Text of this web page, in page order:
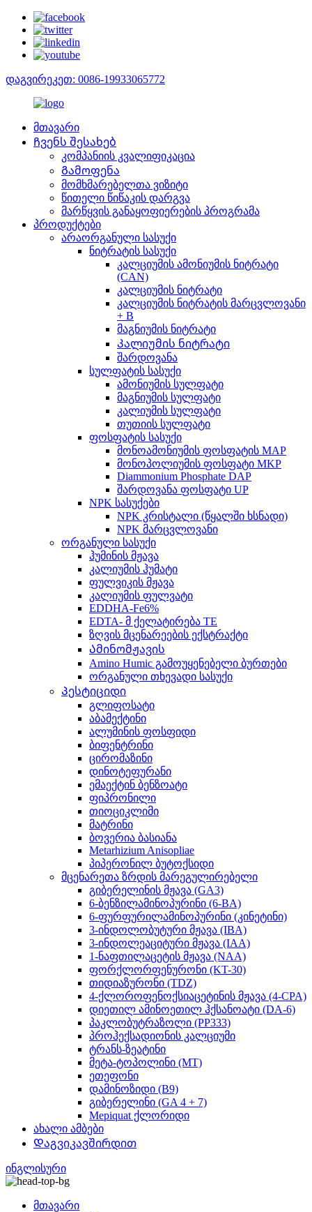
დაგვირეკეთ: 0086-19933065772
მთავარი
Ჩვენს შესახებ
კომპანიის კვალიფიკაცია
Გამოფენა
მომხმარებელთა ვიზიტი
წითელი წიწაკის დარგვა
მარწყვის განაყოფიერების პროგრამა
პროდუქტები
არაორგანული სასუქი
ნიტრატის სასუქი
კალციუმის ამონიუმის ნიტრატი
(CAN)
კალციუმის ნიტრატი
კალციუმის ნიტრატის მარცვლოვანი
+ B
მაგნიუმის ნიტრატი
Კალიუმის ნიტრატი
შარდოვანა
სულფატის სასუქი
ამონიუმის სულფატი
მაგნიუმის სულფატი
კალიუმის სულფატი
თუთიის სულფატი
ფოსფატის სასუქი
მონოამონიუმის ფოსფატის MAP
მონოპოლიუმის ფოსფატი MKP
Diammonium Phosphate DAP
შარდოვანა ფოსფატი UP
NPK სასუქები
NPK კრისტალი (წყალში ხსნადი)
NPK მარცვლოვანი
ორგანული სასუქი
ჰუმინის მჟავა
კალიუმის ჰუმატი
ფულვიკის მჟავა
კალიუმის ფულვატი
EDDHA-Fe6%
EDTA- მ ქელატირება TE
ზღვის მცენარეების ექსტრაქტი
Ამინომჟავის
Amino Humic გამოუყენებელი ბურთები
ორგანული თხევადი სასუქი
Პესტიციდი
გლიფოსატი
აბამექტინი
ალუმინის ფოსფიდი
ბიფენტრინი
ცირომაზინი
დინოტეფურანი
ემაექტინ ბენზოატი
ფიპრონილი
თიოციკლიმი
მატრინი
ბოვერია ბასიანა
Metarhizium Anisopliae
პიპერონილ ბუტოქსიდი
მცენარეთა ზრდის მარეგულირებელი
გიბერელინის მჟავა (GA3)
6-ბენზილამინოპურინი (6-BA)
6-ფურფურილამინოპურინი (კინეტინი)
3-ინდოლობუტური მჟავა (IBA)
3-ინდოლეაციტური მჟავა (IAA)
1-ნაფთილაცეტის მჟავა (NAA)
ფორქლორფენურონი (KT-30)
თიდიაზურონი (TDZ)
4-ქლოროფენოქსიაცეტინის მჟავა (4-CPA)
დიეთილ ამინოეთილ ჰქსანოატი (DA-6)
პაკლობუტრაზოლი (PP333)
პროჰექსადიონის კალციუმი
ტრანს-ზეატინი
მეტა-ტოპოლინი (MT)
ეთეფონი
დამინოზიდი (B9)
გიბერელინი (GA 4 + 7)
Mepiquat ქლორიდი
ახალი ამბები
Დაგვიკავშირდით
ინგლისური
მთავარი